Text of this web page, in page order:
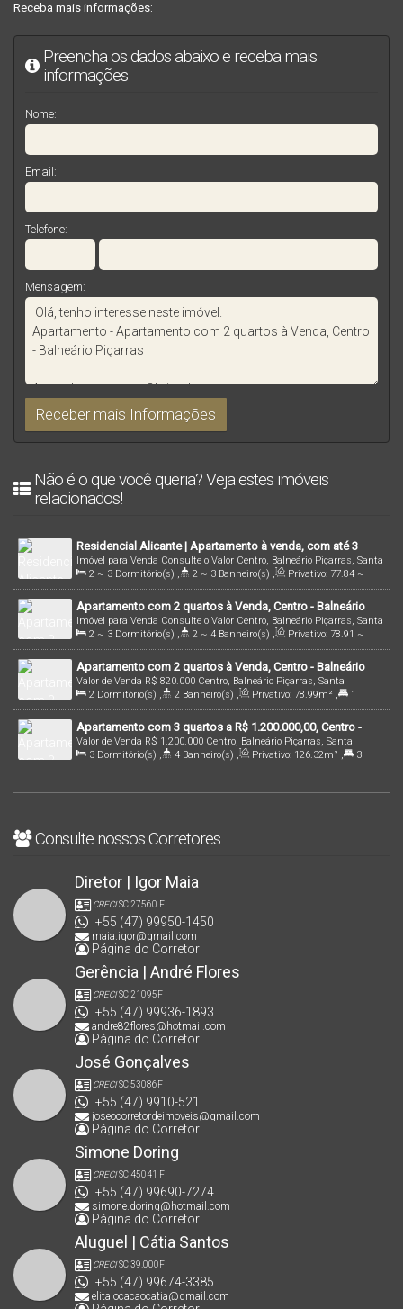
Receba mais informações:
Preencha os dados abaixo e receba mais
informações
Nome:
Email:
Telefone:
Mensagem:
Não é o que você queria? Veja estes imóveis
relacionados!
Residencial Alicante | Apartamento à venda, com até 3
dormitórios, sendo 1 suíte, no Centro em Balneário
Piçarras/SC
Consulte o Valor
Imóvel para Venda
Centro, Balneário Piçarras, Santa
Catarina, Brasil
2 ~ 3 Dormitório(s) , 2 ~ 3 Banheiro(s) , Privativo: 77.84 ~
88.42m² , 1 Sala(s) , 1 Suíte(s) , 2 Vaga(s) , 300mDistância
do Mar
Apartamento com 2 quartos à Venda, Centro - Balneário
Piçarras
Consulte o Valor
Imóvel para Venda
Centro, Balneário Piçarras, Santa
Catarina, Brasil
2 ~ 3 Dormitório(s) , 2 ~ 4 Banheiro(s) , Privativo: 78.91 ~
122.55m² , 2 ~ 3 Suíte(s) , Total: 133.77~ 197.62m² ,
160m
Distância do Mar , Útil: 122.55m² , Terreno: 3492.95m²
Apartamento com 2 quartos à Venda, Centro - Balneário
Piçarras
R$ 820.000
Valor de Venda
Centro, Balneário Piçarras, Santa
Catarina, Brasil
2 Dormitório(s) , 2 Banheiro(s) , Privativo: 78.99m² ,
1
Suíte(s) , Total: 144.55m² , 1 Vaga(s) , 300mDistância do Mar
Apartamento com 3 quartos a R$ 1.200.000,00, Centro -
Balneário Piçarras | Cód. 2667
R$ 1.200.000
Valor de Venda
Centro, Balneário Piçarras, Santa
Catarina, Brasil
3 Dormitório(s) , 4 Banheiro(s) , Privativo: 126.32m² ,
3
Consulte nossos Corretores
Diretor | Igor Maia
CRECISC 27560 F
+55 (47) 99950-1450
maia.igor@gmail.com
Página do Corretor
Gerência | André Flores
CRECISC 21095F
+55 (47) 99936-1893
andre82flores@hotmail.com
Página do Corretor
José Gonçalves
CRECISC 53086F
+55 (47) 9910-521
joseocorretordeimoveis@gmail.com
Página do Corretor
Simone Doring
CRECISC 45041 F
+55 (47) 99690-7274
simone.doring@hotmail.com
Página do Corretor
Aluguel | Cátia Santos
CRECISC 39.000F
+55 (47) 99674-3385
elitalocacaocatia@gmail.com